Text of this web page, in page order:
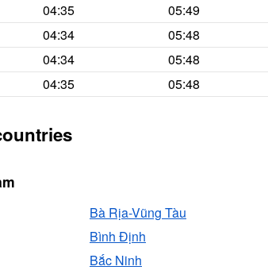
04:35 05:49
04:34 05:48
04:34 05:48
04:35 05:48
Bà Rịa-Vũng Tàu
Bình Định
Bắc Ninh